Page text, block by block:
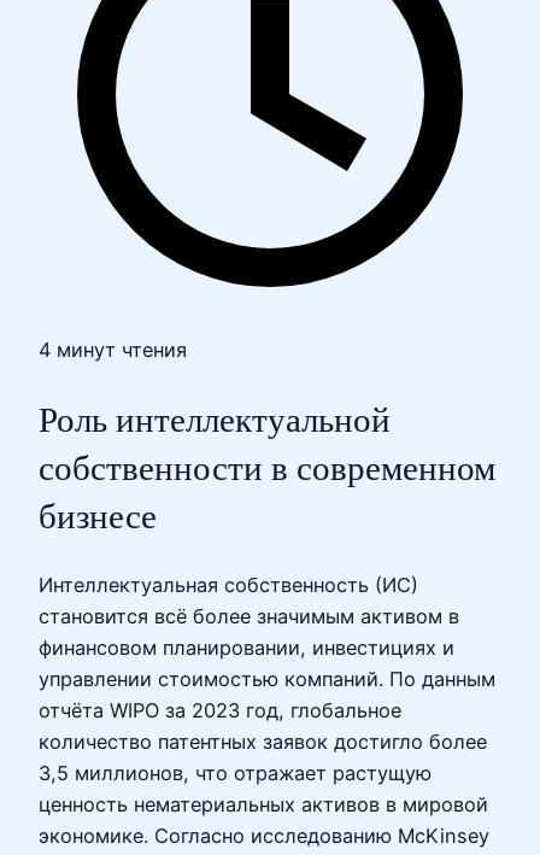
4 минут чтения
Роль интеллектуальной
собственности в современном
бизнесе
Интеллектуальная собственность (ИС)
становится всё более значимым активом в
финансовом планировании, инвестициях и
управлении стоимостью компаний. По данным
отчёта WIPO за 2023 год, глобальное
количество патентных заявок достигло более
3,5 миллионов, что отражает растущую
ценность нематериальных активов в мировой
экономике. Согласно исследованию McKinsey